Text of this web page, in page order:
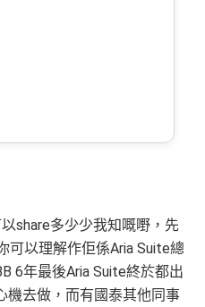
share多少少我知嘅嘢，先
可以理解作佢係Aria Suite總
6年最後Aria Suite終於都出
機去做，而有國泰其他同事